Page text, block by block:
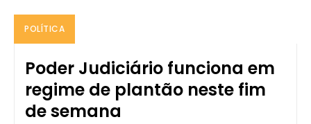
POLÍTICA
Poder Judiciário funciona em
regime de plantão neste fim
de semana